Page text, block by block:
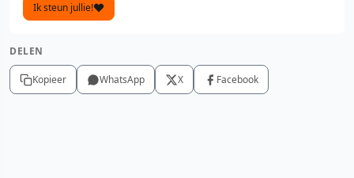
Ik steun jullie!
DELEN
Kopieer WhatsApp X Facebook